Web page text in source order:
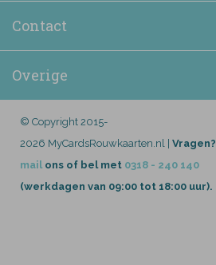
Contact
Overige
© Copyright 2015-
2026 MyCardsRouwkaarten.nl | Vragen?
mail ons of bel met 0318 - 240 140
(werkdagen van 09:00 tot 18:00 uur).